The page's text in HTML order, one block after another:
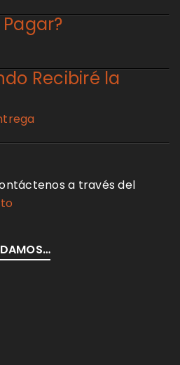
Recibiré la
a través del